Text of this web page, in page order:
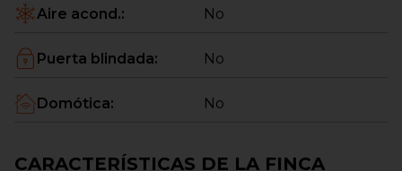
Aire acond.: No
Puerta blindada: No
Domótica: No
CARACTERÍSTICAS DE LA FINCA